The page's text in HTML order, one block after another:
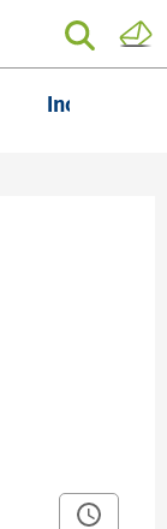
Inchieste